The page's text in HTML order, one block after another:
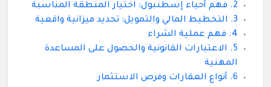
2. فهم أحياء إسطنبول: اختيار المنطقة المناسبة
3. التخطيط المالي والتمويل: تحديد ميزانية واقعية
4. فهم عملية الشراء
5. الاعتبارات القانونية والحصول على المساعدة
المهنية
6. أنواع العقارات وفرص الاستثمار